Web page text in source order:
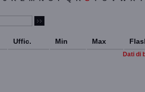
Uffic. Min Max
Dati di